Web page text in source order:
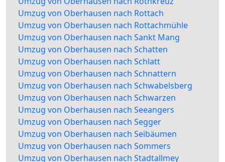
Umzug von Oberhausen nach Rottach
Umzug von Oberhausen nach Rottachmühle
Umzug von Oberhausen nach Sankt Mang
Umzug von Oberhausen nach Schatten
Umzug von Oberhausen nach Schlatt
Umzug von Oberhausen nach Schnattern
Umzug von Oberhausen nach Schwabelsberg
Umzug von Oberhausen nach Schwarzen
Umzug von Oberhausen nach Seeangers
Umzug von Oberhausen nach Segger
Umzug von Oberhausen nach Seibäumen
Umzug von Oberhausen nach Sommers
Umzug von Oberhausen nach Stadtallmey